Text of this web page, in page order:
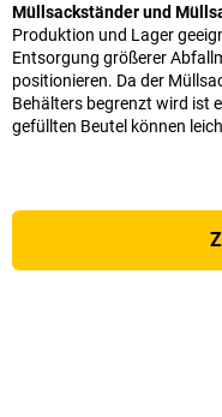
Müllsackständer und
Produktion und Lager
Entsorgung größerer
positionieren. Da der
Behälters begrenzt wird ist
gefüllten Beutel können